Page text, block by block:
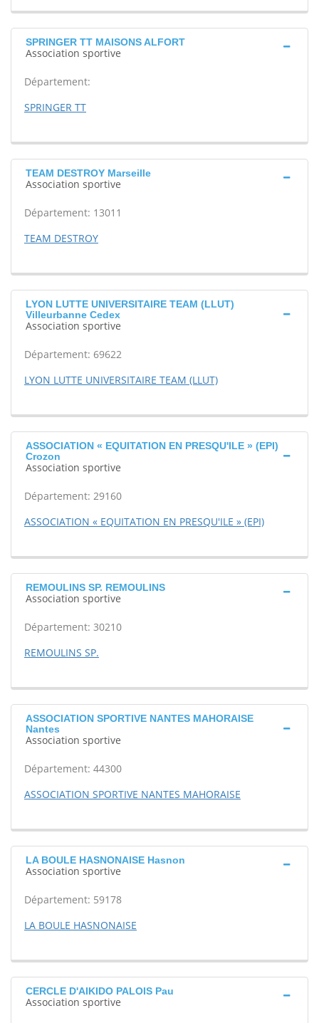
SPRINGER TT MAISONS ALFORT
Association sportive
Département:
SPRINGER TT
TEAM DESTROY Marseille
Association sportive
Département: 13011
TEAM DESTROY
LYON LUTTE UNIVERSITAIRE TEAM (LLUT)
Villeurbanne Cedex
Association sportive
Département: 69622
LYON LUTTE UNIVERSITAIRE TEAM (LLUT)
ASSOCIATION « EQUITATION EN PRESQU'ILE » (EPI)
Crozon
Association sportive
Département: 29160
ASSOCIATION « EQUITATION EN PRESQU'ILE » (EPI)
REMOULINS SP. REMOULINS
Association sportive
Département: 30210
REMOULINS SP.
ASSOCIATION SPORTIVE NANTES MAHORAISE
Nantes
Association sportive
Département: 44300
ASSOCIATION SPORTIVE NANTES MAHORAISE
LA BOULE HASNONAISE Hasnon
Association sportive
Département: 59178
LA BOULE HASNONAISE
CERCLE D'AIKIDO PALOIS Pau
Association sportive